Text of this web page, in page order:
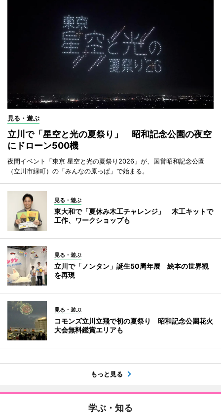
見る・遊ぶ
立川で「星空と光の夏祭り」 昭和記念公園の夜空
にドローン500機
夜間イベント「東京 星空と光の夏祭り2026」が、国営昭和記念公園
（立川市緑町）の「みんなの原っぱ」で始まる。
見る・遊ぶ
東大和で「夏休み木工チャレンジ」 木工キットで
工作、ワークショップも
見る・遊ぶ
立川で「ノンタン」誕生50周年展 絵本の世界観
を再現
見る・遊ぶ
コモンズ立川立飛で初の夏祭り 昭和記念公園花火
大会無料鑑賞エリアも
もっと見る
学ぶ・知る